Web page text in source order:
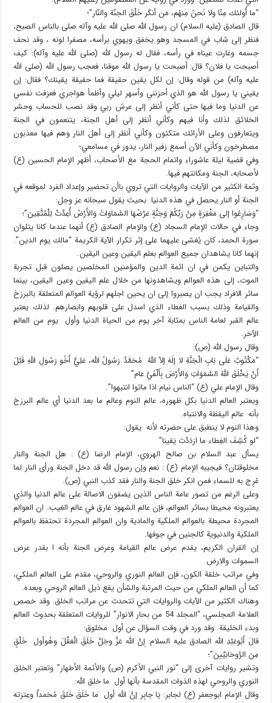
“ما أُولئك مِنّا ولا نَحنُ مِنهُم، مَن أنكَر خَلْقَ الجنّة والنّار”؛
قال الصادق (عليه السلام) ان رسول الله صلى الله عليه وآله صلى بالناس الصبح،
فنظر إلى شاب في المسجد وهو يخفق ويهوي برأسه، مصفرا لونه ، وقد نحف
جسمه وغارت عيناه في رأسه، فقال له رسول الله (صلى الله عليه وآله): كيف
أصبحت يا فلان؟ قال: أصبحت يا رسول الله موقنا، فعجب رسول الله (صلى الله
عليه وآله) من قوله وقال: إن لكل يقين حقيقة فما حقيقة يقينك؟ فقال: إن
يقيني يا رسول الله هو الذي أحزنني وأسهر ليلي وأظمأ هواجري فعزفت نفسي
عن الدنيا وما فيها حتى كأني أنظر إلى عرش ربي وقد نصب للحساب وحشر
الخلائق لذلك وأنا فيهم وكأني أنظر إلى أهل الجنة، يتنعمون في الجنة
ويتعارفون وعلى الأرائك متكئون وكأني أنظر إلى أهل النار وهم فيها معذبون
مصطرخون وكأني الآن أسمع زفير النار، يدور في مسامعي؛
وفي قضية ليلة عاشوراء واتمام الحجة مع الأصحاب، أظهر الإمام الحسين (ع)
لأصحابه، الجنة ومكانتهم فيها.
وثمة الكثير من الآيات والروايات التي تروي باأن تحضير وإعداد الفرد لموقعه في
الجنة أو النار يحصل في هذه الدنيا. بحيث يقول سبحانه عز وجل:
“وَسَارِعُوا إلى مَغْفِرَةٍ مِنْ رَبِّكُمْ وَجَنَّةٍ عَرْضُهَا السَّمَاوَاتُ وَالأَرْضُ أُعِدَّتْ لِلْمُتَّقِينَ”؛
وجاء في حالات الإمام السجاد (ع) والإمام الصادق (ع) أنهما عندما كانا يتلوان
سورة الحمد، كان يُغشى عليهما على إثر تكرار الآية الكريمة “مالك يوم الدين”.
إنهما كانا يشاهدان جميع العوالم بعلم اليقين وعين اليقين.
والتباين يكمن في ان ائمة الدين والمؤمنين المخلصين يصلون قبل تجربة
الموت، إلى هذه العوالم ويشاهدونها من خلال علم اليقين وعين اليقين، بينما
سائر الافراد يجب ان يصبروا إلى ان يحين اجلهم لرؤية العوالم المتعلقة بالبرزخ
والقيامة وذلك بسبب الغطاء الذي اسدل على قلوبهم وابصارهم. لذلك يعتبر
عالم القبر لعامة الناس بمثابة آخر يوم من الحياة الدنيا وأول يوم من العالم
الآخر.
وقال رسول الله (ص):
“مَكْتُوبٌ عَلَى بَابِ الْجَنَّةِ لا إلَهَ إلاّ اللهُ مُحَمَّدٌ رَسُولُ اللَّه، عَلِيٌّ أَخُو رَسُولِ اللَّهِ قَبْلَ
أَنْ يَخْلَقَ اللهُ السَّمَوَاتِ وَالأَرْضَ بِأَلْفَيْ عَام”
وقال الإمام علي (ع) “الناس نيام اذا ماتوا انتبهوا”.
ويعتبر العالم الدنيا بكل ظهوره، عالم النوم وعالم ما بعد الدنيا أي عالم البرزخ
بأنه عالم اليقظة والانتباه.
وهذا النوم لا ينطبق على حضرته لأنه يقول:
“لو كُشِفَ الغِطاء ما ازدَدْتَ يَقينا”
يسأل عبد السلام بن صالح الهروي، الإمام الرضا (ع) : هل الجنة والنار
مخلوقتان؟ فيجيبه الإمام (ع) : نعم وإن رسول الله قد دخل الجنة ورأى النار لما
عُرِج به للسماء فمن انكر خلق الجنة والنار فقد كذب النبي (ص).
وعلى الرغم من تصور عامة الناس الذين يضفون الاصالة على عالم الدنيا والذي
يعتبرونه محيطا بسائر العوالم، فإن عالم الشهود غارق في عالم الغيب. ان العوالم
المجردة محيطة بالعوالم الملكية والمادية وان العوالم المجردة تحتفظ بالعوالم
الملكية والدنيوية كالجنين في جوفها.
إن القران الكريم، يقدم عرض عالم القيامة وعرض الجنة بأنه ا بقدر عرض
السموات والارض.
وفي مراتب خلقة الكون، فإن العالم النوري والروحي، مقدم على العالم الملكي،
كما أن العالم الملكي من حيث المرتبة والشأن يقع ذيل العالم الروحي وبعده.
وهناك الكثير من الآيات والروايات التي تتحدث عن مراتب الخلق. وقد خصص
العلامة المجلسي، “المجلد 54 من بحار الانوار” للروايات المتعلقة بحدوث العالم
وبدء الخليقة. وقد ورد في وقت السؤال عن أول مخلوق:
قالَ أَبُوعَبْدِ الله الصادق عليه السلام: إِنَّ الله عَزَّ وجَلَّ خَلَقَ الْعَقْلَ وهُوأول خَلْقٍ
مِنَ الرُّوحَانِيِّينَ”؛
وتشير روايات آخرى إلى “نور النبي الأكرم (ص) والأئمة الأطهار” وتعتبر الخلق
النوري والروحي لهذه الذوات المقدسة بأنها أول ما خلق الله:
وقال الإمام ابوجعفر (ع) لجابر: يَا جابِر إنَّ الله أول ما خَلَقَ خَلقَ مُحَمداٌ وعِترَته